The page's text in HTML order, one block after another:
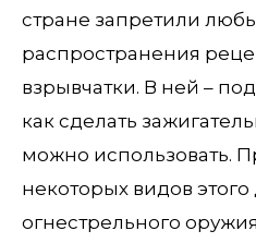
стране запретили
распространения
взрывчатки. В ней –
как сделать
можно использовать.
некоторых видов
огнестрельного